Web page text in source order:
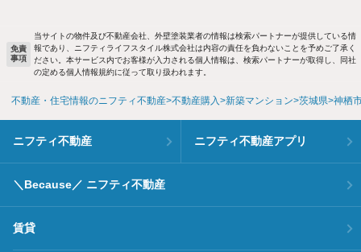
免責
事項
当サイトの物件及び不動産会社、外壁塗装業者の情報は検索パートナーが提供している情
報であり、ニフティライフスタイル株式会社は内容の責任を負わないことを予めご了承く
ださい。本サービス内でお客様が入力される個人情報は、検索パートナーが取得し、同社
の定める個人情報規約に従って取り扱われます。
不動産・住宅情報のニフティ不動産 不動産購入 新築マンション 茨城県 神栖
ニフティ不動産 ニフティ不動産アプリ
＼Because／ ニフティ不動産
賃貸